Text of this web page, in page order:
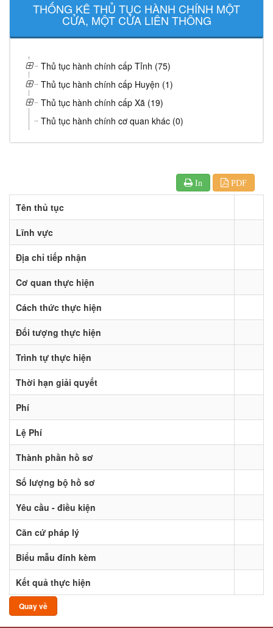
THỐNG KÊ THỦ TỤC HÀNH CHÍNH MỘT
CỬA, MỘT CỬA LIÊN THÔNG
Thủ tục hành chính cấp Tỉnh (75)
Thủ tục hành chính cấp Huyện (1)
Thủ tục hành chính cấp Xã (19)
Thủ tục hành chính cơ quan khác (0)
In PDF
Tên thủ tục
Lĩnh vực
Địa chỉ tiếp nhận
Cơ quan thực hiện
Cách thức thực hiện
Đối tượng thực hiện
Trình tự thực hiện
Thời hạn giải quyết
Phí
Lệ Phí
Thành phần hồ sơ
Số lượng bộ hồ sơ
Yêu cầu - điều kiện
Căn cứ pháp lý
Biểu mẫu đính kèm
Kết quả thực hiện
Quay về